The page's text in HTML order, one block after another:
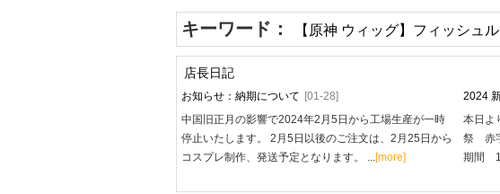
キーワード： 【原神 ウィッグ】フィッシ
店長日記
お知らせ：納期について [01-28]
中国旧正月の影響で2024年2月5日から工場生産が一時
停止いたします。 2月5日以後のご注文は、2月25日から
コスプレ制作、発送予定となります。 ...[more]
2024
本日
祭 赤
期間 1